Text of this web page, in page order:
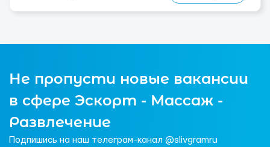
Не пропусти новые вакансии
в сфере Эскорт - Массаж -
Развлечение
Подпишись на наш телеграм-канал @slivgramru